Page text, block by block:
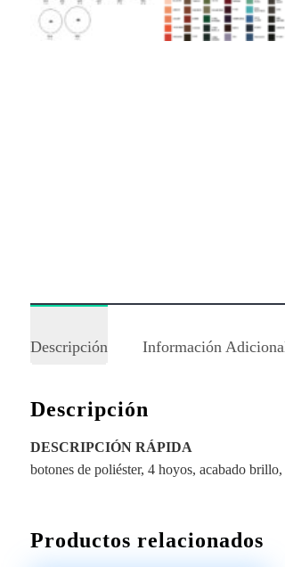
Descripción Información
Descripción
DESCRIPCIÓN RÁPIDA
botones de poliéster, 4 hoyos, acabado
Productos relacionados